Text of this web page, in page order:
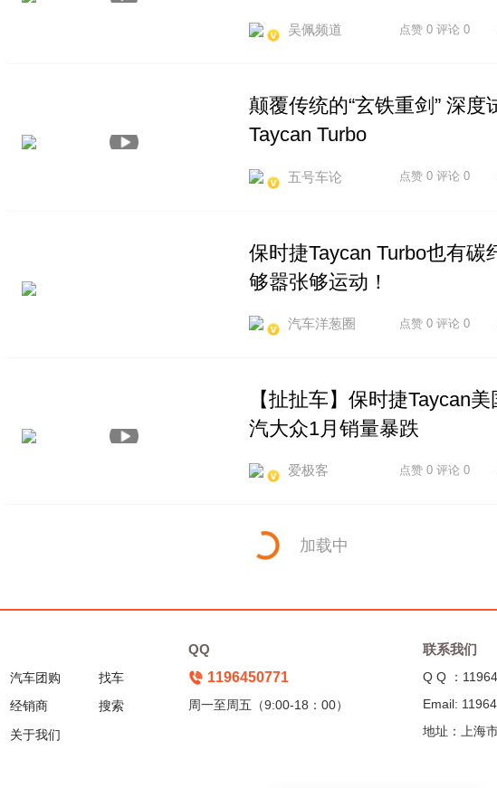
吴佩频道 点赞 0 评论 0
颠覆传统的“玄铁重剑” 深度
Taycan Turbo
五号车论 点赞 0 评论 0
保时捷Taycan Turbo也有碳
够嚣张够运动！
汽车洋葱圈 点赞 0 评论 0
【扯扯车】保时捷Taycan
汽大众1月销量暴跌
爱极客 点赞 0 评论 0
加载中
汽车团购
找车
经销商
搜索
关于我们
QQ
1196450771
周一至周五（9:00-18：00）
联系我们
Q Q ：
Email:
地址：上海